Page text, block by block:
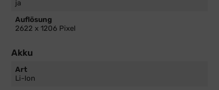
ja
Auflösung
2622 x 1206 Pixel
Akku
Art
Li-Ion